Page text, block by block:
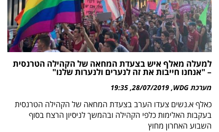
למעלה מאלף איש בצעדת המחאה של הקהילה הטרנסית
– "אנחנו חייבות את זה לנערים ולנערות שלנו"
מערכת WDG 28/07/2019
19:35
כאלף א.נשים צעדו הערב בצעדת המחאה של הקהילה הטרנסית
בעקבות האלימות כלפי הקהילה ובהמשך לניסיון הרצח בסוף
השבוע האחרון מחוץ